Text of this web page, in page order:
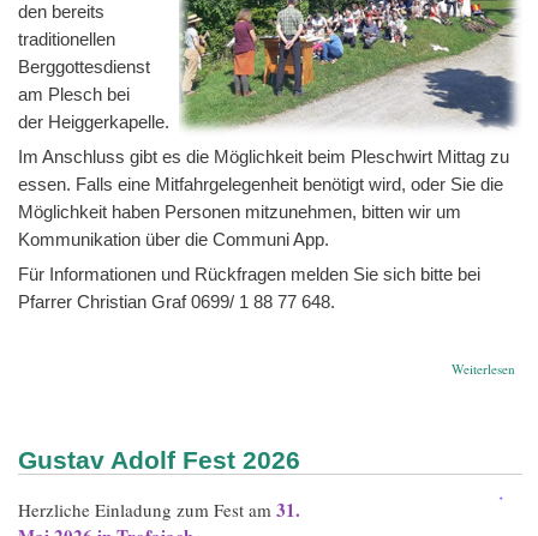
den bereits
traditionellen
Berggottesdienst
am Plesch bei
der Heiggerkapelle.
Im Anschluss gibt es die Möglichkeit beim Pleschwirt Mittag zu
essen. Falls eine Mitfahrgelegenheit benötigt wird, oder Sie die
Möglichkeit haben Personen mitzunehmen, bitten wir um
Kommunikation über die Communi App.
Für Informationen und Rückfragen melden Sie sich bitte bei
Pfarrer Christian Graf 0699/ 1 88 77 648.
Weiterlesen
Gustav Adolf Fest 2026
Herzliche Einladung zum Fest am 31.